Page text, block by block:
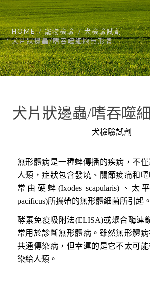
HOME 寵物檢驗
犬檢驗試劑
犬片狀邊蟲/嗜吞噬細胞無形體
犬片狀邊蟲/嗜吞噬
犬檢驗試劑
無形體病是一種蜱傳播的疾病，不
人類，症狀包含發燒、關節痠痛和
常由硬蜱(Ixodes scapularis)、太
pacificus)所攜帶的無形體細菌所引起。
酵素免疫吸附法(ELISA)或聚合酶連
常用於診斷無形體病。雖然無形體
共通傳染病，但幸運的是它不太可
染給人類。